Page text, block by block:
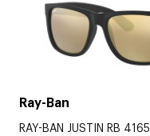
Ray-Ban
RAY-BAN JUSTIN RB 4165